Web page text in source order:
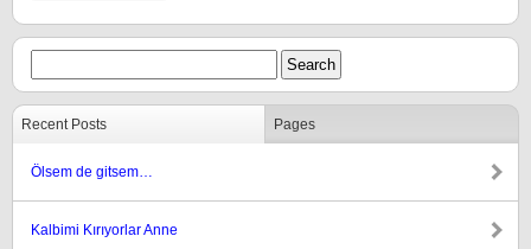
Recent Posts Pages
Ölsem de gitsem…
Kalbimi Kırıyorlar Anne